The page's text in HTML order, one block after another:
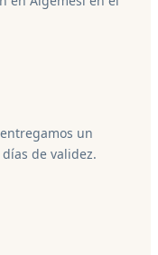
un
de validez.